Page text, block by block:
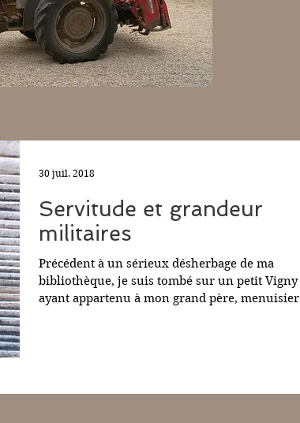
Servitude et grandeur
militaires
Précédent à un sérieux désherbage de ma
bibliothèque, je suis tombé sur un petit Vigny
ayant appartenu à mon grand père, menuisier
30 juil. 2018